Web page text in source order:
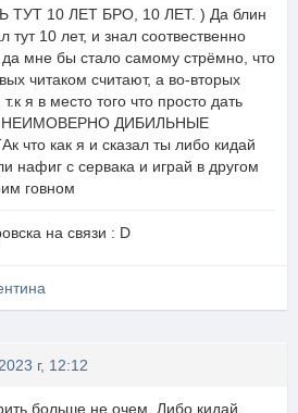
10 ЛЕТ БРО, 10 ЛЕТ. ) Да блин
тут 10 лет, и знал соотвественно
да мне бы стало самому стрёмно, что
читаком считают, а во-вторых
я в место того что просто дать
НЕИМОВЕРНО ДИБИЛЬНЫЕ
что как я и сказал ты либо кидай
нафиг с сервака и играй в другом
говном
на связи : D
г, 12:12
больше не очем. Либо кидай,